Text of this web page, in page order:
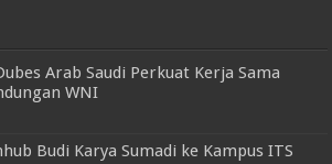
Arab Saudi Perkuat Kerja Sama
WNI
Budi Karya Sumadi ke Kampus ITS